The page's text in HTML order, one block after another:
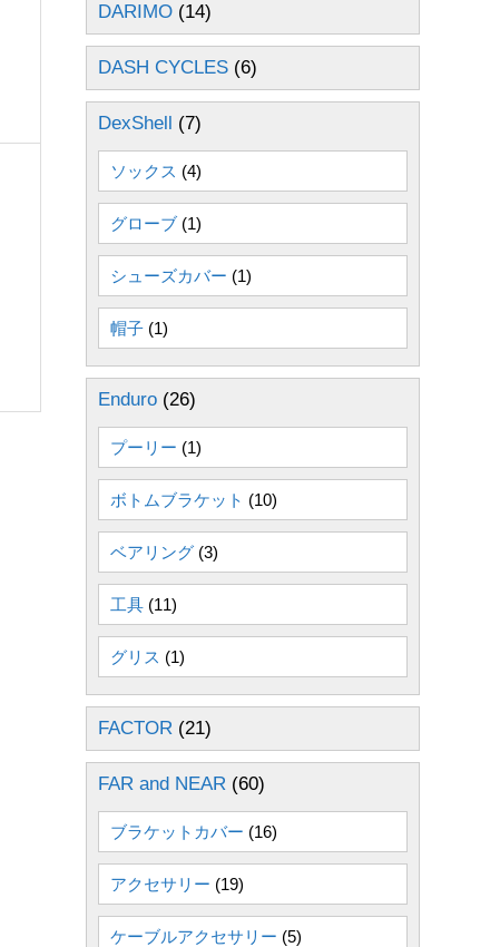
DARIMO (14)
DASH CYCLES (6)
DexShell (7)
ソックス (4)
グローブ (1)
シューズカバー (1)
帽子 (1)
Enduro (26)
プーリー (1)
ボトムブラケット (10)
ベアリング (3)
工具 (11)
グリス (1)
FACTOR (21)
FAR and NEAR (60)
ブラケットカバー (16)
アクセサリー (19)
ケーブルアクセサリー (5)